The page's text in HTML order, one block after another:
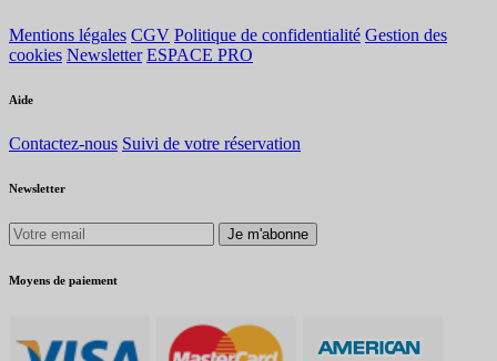
Mentions légales CGV Politique de confidentialité Gestion des
cookies Newsletter ESPACE PRO
Aide
Contactez-nous Suivi de votre réservation
Newsletter
Je m'abonne
Moyens de paiement